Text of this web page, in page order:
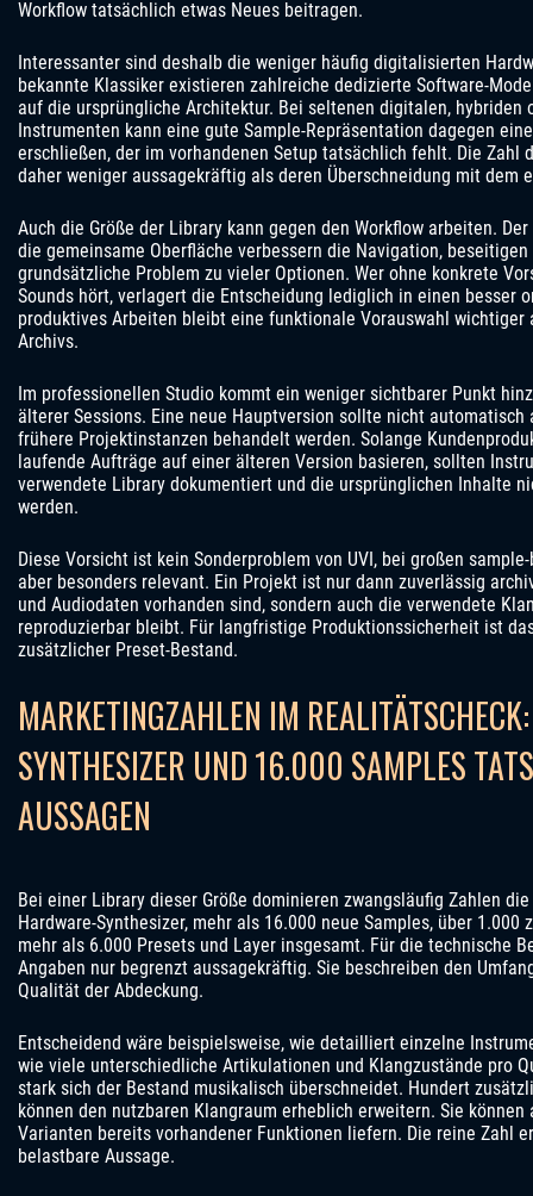
Workflow tatsächlich etwas Neues beitragen.
Interessanter sind deshalb die weniger häufig digitalisierten
bekannte Klassiker existieren zahlreiche dedizierte Software-
auf die ursprüngliche Architektur. Bei seltenen digitalen, hybriden
Instrumenten kann eine gute Sample-Repräsentation dagegen
erschließen, der im vorhandenen Setup tatsächlich fehlt. Die Zahl
daher weniger aussagekräftig als deren Überschneidung mit dem
Auch die Größe der Library kann gegen den Workflow arbeiten.
die gemeinsame Oberfläche verbessern die Navigation,
grundsätzliche Problem zu vieler Optionen. Wer ohne konkrete
Sounds hört, verlagert die Entscheidung lediglich in einen besser
produktives Arbeiten bleibt eine funktionale Vorauswahl wichtiger
Archivs.
Im professionellen Studio kommt ein weniger sichtbarer Punkt
älterer Sessions. Eine neue Hauptversion sollte nicht
frühere Projektinstanzen behandelt werden. Solange
laufende Aufträge auf einer älteren Version basieren, sollten
verwendete Library dokumentiert und die ursprünglichen Inhalte
werden.
Diese Vorsicht ist kein Sonderproblem von UVI, bei großen
aber besonders relevant. Ein Projekt ist nur dann zuverlässig
und Audiodaten vorhanden sind, sondern auch die verwendete
reproduzierbar bleibt. Für langfristige Produktionssicherheit ist
zusätzlicher Preset-Bestand.
MARKETINGZAHLEN IM
SYNTHESIZER UND 16.000 SAMPLES
AUSSAGEN
Bei einer Library dieser Größe dominieren zwangsläufig Zahlen
Hardware-Synthesizer, mehr als 16.000 neue Samples, über 1.000
mehr als 6.000 Presets und Layer insgesamt. Für die technische
Angaben nur begrenzt aussagekräftig. Sie beschreiben den
Qualität der Abdeckung.
Entscheidend wäre beispielsweise, wie detailliert einzelne
wie viele unterschiedliche Artikulationen und Klangzustände pro
stark sich der Bestand musikalisch überschneidet. Hundert
können den nutzbaren Klangraum erheblich erweitern. Sie können
Varianten bereits vorhandener Funktionen liefern. Die reine Zahl
belastbare Aussage.